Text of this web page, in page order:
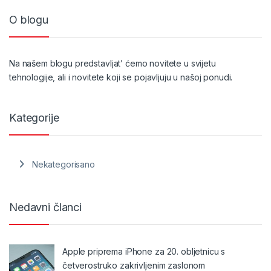
O blogu
Na našem blogu predstavljat’ ćemo novitete u svijetu
tehnologije, ali i novitete koji se pojavljuju u našoj ponudi.
Kategorije
Nekategorisano
Nedavni članci
Apple priprema iPhone za 20. obljetnicu s
četverostruko zakrivljenim zaslonom